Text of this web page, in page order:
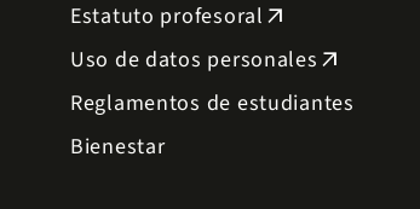
Estatuto profesoral arrow_outward
Uso de datos personales arrow_outward
Reglamentos de estudiantes
Bienestar